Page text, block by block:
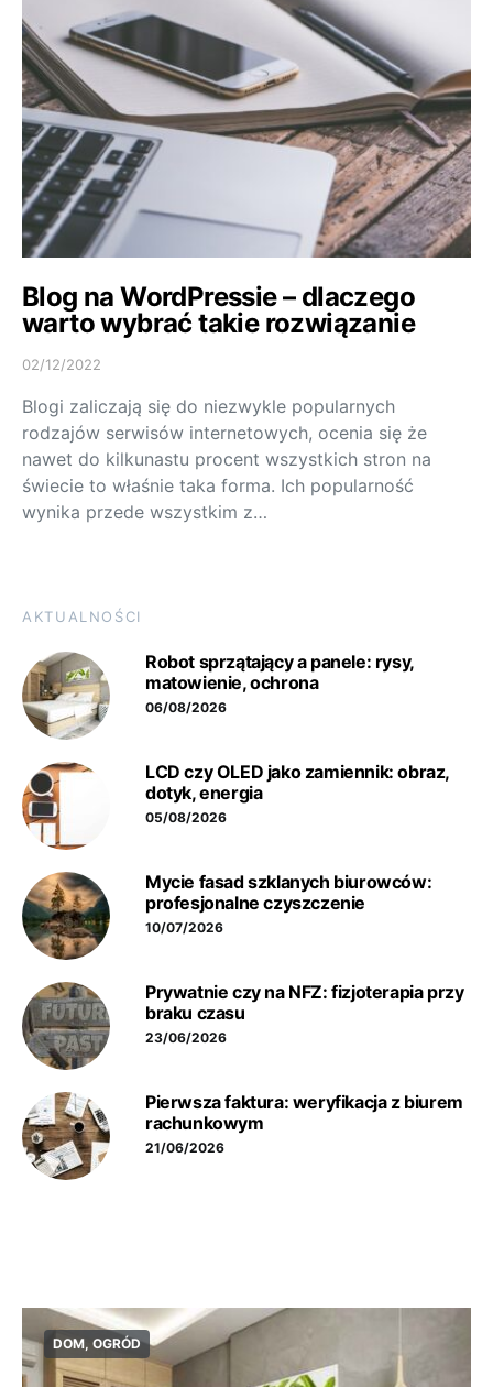
Blog na WordPressie – dlaczego
warto wybrać takie rozwiązanie
02/12/2022
Blogi zaliczają się do niezwykle popularnych
rodzajów serwisów internetowych, ocenia się że
nawet do kilkunastu procent wszystkich stron na
świecie to właśnie taka forma. Ich popularność
wynika przede wszystkim z…
AKTUALNOŚCI
Robot sprzątający a panele: rysy,
matowienie, ochrona
06/08/2026
LCD czy OLED jako zamiennik: obraz,
dotyk, energia
05/08/2026
Mycie fasad szklanych biurowców:
profesjonalne czyszczenie
10/07/2026
Prywatnie czy na NFZ: fizjoterapia przy
braku czasu
23/06/2026
Pierwsza faktura: weryfikacja z biurem
rachunkowym
21/06/2026
DOM, OGRÓD